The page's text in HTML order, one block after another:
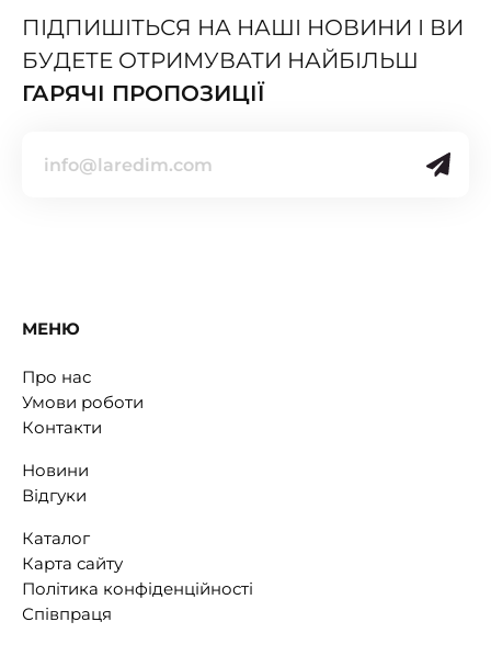
ПІДПИШІТЬСЯ НА НАШІ НОВИНИ І ВИ
БУДЕТЕ ОТРИМУВАТИ НАЙБІЛЬШ
ГАРЯЧІ ПРОПОЗИЦІЇ
МЕНЮ
Про нас
Умови роботи
Контакти
Новини
Відгуки
Каталог
Карта сайту
Політика конфіденційності
Співпраця